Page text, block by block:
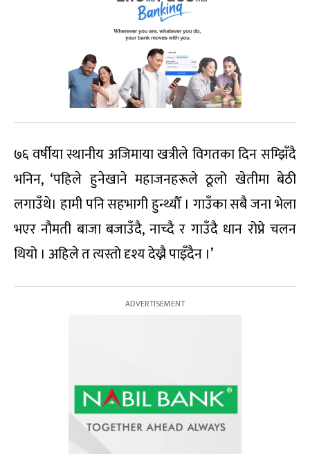
७६ वर्षीया स्थानीय अजिमाया खत्रीले विगतका दिन सम्झिँदै
भनिन, ‘पहिले हुनेखाने महाजनहरूले ठूलो खेतीमा बेठी
लगाउँथे। हामी पनि सहभागी हुन्थ्यौँ । गाउँका सबै जना भेला
भएर नौमती बाजा बजाउँदै, नाच्दै र गाउँदै धान रोप्ने चलन
थियो । अहिले त त्यस्तो दृश्य देख्नै पाइँदैन ।’